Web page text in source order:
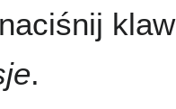
.